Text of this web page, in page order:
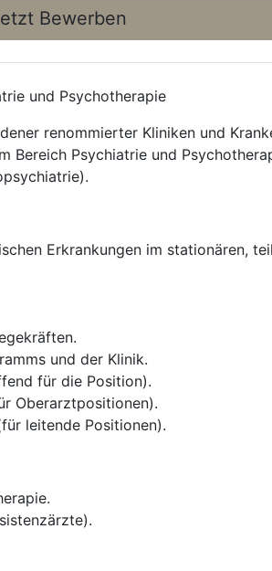
Bewerben
und Psychotherapie
renommierter Kliniken und
Psychiatrie und
Erkrankungen im stationären,
und der Klinik.
für die Position).
Oberarztpositionen).
leitende Positionen).